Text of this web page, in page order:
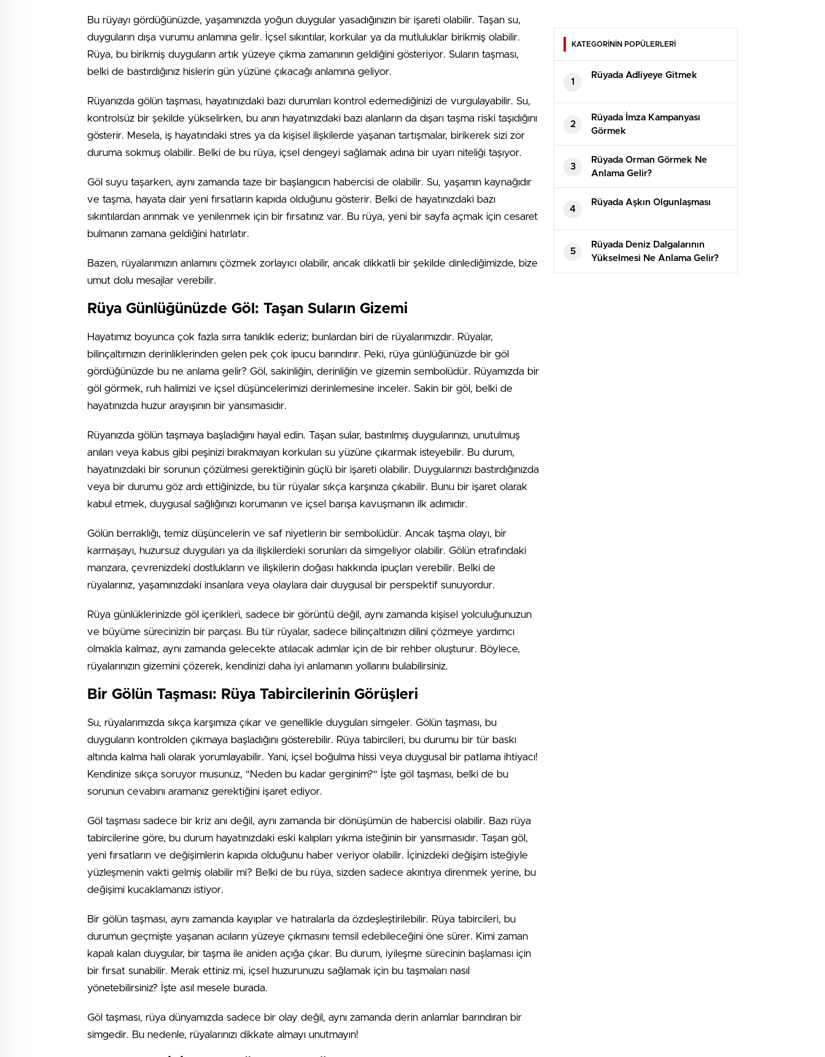
Bu rüyayı gördüğünüzde, yaşamınızda yoğun duygular yasadığınızın bir işareti olabilir. Taşan su,
duyguların dışa vurumu anlamına gelir. İçsel sıkıntılar, korkular ya da mutluluklar birikmiş olabilir.
Rüya, bu birikmiş duyguların artık yüzeye çıkma zamanının geldiğini gösteriyor. Suların taşması,
belki de bastırdığınız hislerin gün yüzüne çıkacağı anlamına geliyor.
Rüyanızda gölün taşması, hayatınızdaki bazı durumları kontrol edemediğinizi de vurgulayabilir. Su,
kontrolsüz bir şekilde yükselirken, bu anın hayatınızdaki bazı alanların da dışarı taşma riski taşıdığını
gösterir. Mesela, iş hayatındaki stres ya da kişisel ilişkilerde yaşanan tartışmalar, birikerek sizi zor
duruma sokmuş olabilir. Belki de bu rüya, içsel dengeyi sağlamak adına bir uyarı niteliği taşıyor.
Göl suyu taşarken, aynı zamanda taze bir başlangıcın habercisi de olabilir. Su, yaşamın kaynağıdır
ve taşma, hayata dair yeni fırsatların kapıda olduğunu gösterir. Belki de hayatınızdaki bazı
sıkıntılardan arınmak ve yenilenmek için bir fırsatınız var. Bu rüya, yeni bir sayfa açmak için cesaret
bulmanın zamana geldiğini hatırlatır.
Bazen, rüyalarımızın anlamını çözmek zorlayıcı olabilir, ancak dikkatli bir şekilde dinlediğimizde, bize
umut dolu mesajlar verebilir.
Rüya Günlüğünüzde Göl: Taşan Suların Gizemi
Hayatımız boyunca çok fazla sırra tanıklık ederiz; bunlardan biri de rüyalarımızdır. Rüyalar,
bilinçaltımızın derinliklerinden gelen pek çok ipucu barındırır. Peki, rüya günlüğünüzde bir göl
gördüğünüzde bu ne anlama gelir? Göl, sakinliğin, derinliğin ve gizemin sembolüdür. Rüyamızda bir
göl görmek, ruh halimizi ve içsel düşüncelerimizi derinlemesine inceler. Sakin bir göl, belki de
hayatınızda huzur arayışının bir yansımasıdır.
Rüyanızda gölün taşmaya başladığını hayal edin. Taşan sular, bastırılmış duygularınızı, unutulmuş
anıları veya kabus gibi peşinizi bırakmayan korkuları su yüzüne çıkarmak isteyebilir. Bu durum,
hayatınızdaki bir sorunun çözülmesi gerektiğinin güçlü bir işareti olabilir. Duygularınızı bastırdığınızda
veya bir durumu göz ardı ettiğinizde, bu tür rüyalar sıkça karşınıza çıkabilir. Bunu bir işaret olarak
kabul etmek, duygusal sağlığınızı korumanın ve içsel barışa kavuşmanın ilk adımıdır.
Gölün berraklığı, temiz düşüncelerin ve saf niyetlerin bir sembolüdür. Ancak taşma olayı, bir
karmaşayı, huzursuz duyguları ya da ilişkilerdeki sorunları da simgeliyor olabilir. Gölün etrafındaki
manzara, çevrenizdeki dostlukların ve ilişkilerin doğası hakkında ipuçları verebilir. Belki de
rüyalarınız, yaşamınızdaki insanlara veya olaylara dair duygusal bir perspektif sunuyordur.
Rüya günlüklerinizde göl içerikleri, sadece bir görüntü değil, aynı zamanda kişisel yolculuğunuzun
ve büyüme sürecinizin bir parçası. Bu tür rüyalar, sadece bilinçaltınızın dilini çözmeye yardımcı
olmakla kalmaz, aynı zamanda gelecekte atılacak adımlar için de bir rehber oluşturur. Böylece,
rüyalarınızın gizemini çözerek, kendinizi daha iyi anlamanın yollarını bulabilirsiniz.
Bir Gölün Taşması: Rüya Tabircilerinin Görüşleri
Su, rüyalarımızda sıkça karşımıza çıkar ve genellikle duyguları simgeler. Gölün taşması, bu
duyguların kontrolden çıkmaya başladığını gösterebilir. Rüya tabircileri, bu durumu bir tür baskı
altında kalma hali olarak yorumlayabilir. Yani, içsel boğulma hissi veya duygusal bir patlama ihtiyacı!
Kendinize sıkça soruyor musunuz, "Neden bu kadar gerginim?" İşte göl taşması, belki de bu
sorunun cevabını aramanız gerektiğini işaret ediyor.
Göl taşması sadece bir kriz anı değil, aynı zamanda bir dönüşümün de habercisi olabilir. Bazı rüya
tabircilerine göre, bu durum hayatınızdaki eski kalıpları yıkma isteğinin bir yansımasıdır. Taşan göl,
yeni fırsatların ve değişimlerin kapıda olduğunu haber veriyor olabilir. İçinizdeki değişim isteğiyle
yüzleşmenin vakti gelmiş olabilir mi? Belki de bu rüya, sizden sadece akıntıya direnmek yerine, bu
değişimi kucaklamanızı istiyor.
Bir gölün taşması, aynı zamanda kayıplar ve hatıralarla da özdeşleştirilebilir. Rüya tabircileri, bu
durumun geçmişte yaşanan acıların yüzeye çıkmasını temsil edebileceğini öne sürer. Kimi zaman
kapalı kalan duygular, bir taşma ile aniden açığa çıkar. Bu durum, iyileşme sürecinin başlaması için
bir fırsat sunabilir. Merak ettiniz mi, içsel huzurunuzu sağlamak için bu taşmaları nasıl
yönetebilirsiniz? İşte asıl mesele burada.
Göl taşması, rüya dünyamızda sadece bir olay değil, aynı zamanda derin anlamlar barındıran bir
simgedir. Bu nedenle, rüyalarınızı dikkate almayı unutmayın!
KATEGORİNİN POPÜLERLERİ
1
Rüyada Adliyeye Gitmek
2
Rüyada İmza Kampanyası
Görmek
3
Rüyada Orman Görmek Ne
Anlama Gelir?
4
Rüyada Aşkın Olgunlaşması
5
Rüyada Deniz Dalgalarının
Yükselmesi Ne Anlama Gelir?